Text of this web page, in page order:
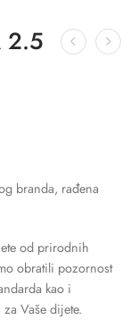
2.5
branda, rađena
od prirodnih
obratili pozornost
kao i
Vaše dijete.